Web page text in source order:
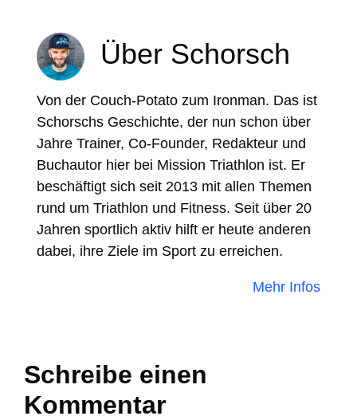
Über Schorsch
Von der Couch-Potato zum Ironman. Das ist
Schorschs Geschichte, der nun schon über
Jahre Trainer, Co-Founder, Redakteur und
Buchautor hier bei Mission Triathlon ist. Er
beschäftigt sich seit 2013 mit allen Themen
rund um Triathlon und Fitness. Seit über 20
Jahren sportlich aktiv hilft er heute anderen
dabei, ihre Ziele im Sport zu erreichen.
Mehr Infos
Schreibe einen
Kommentar